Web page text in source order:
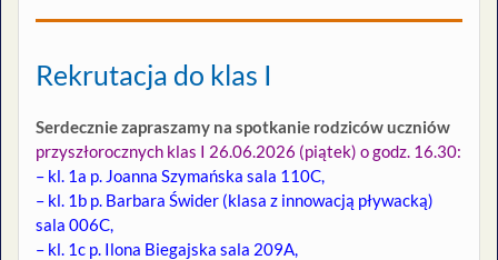
Rekrutacja do klas I
Serdecznie zapraszamy na spotkanie rodziców uczniów
przyszłorocznych klas I 26.06.2026 (piątek) o godz. 16.30:
– kl. 1a p. Joanna Szymańska sala 110C,
– kl. 1b p. Barbara Świder (klasa z innowacją pływacką)
sala 006C,
– kl. 1c p. Ilona Biegajska sala 209A,